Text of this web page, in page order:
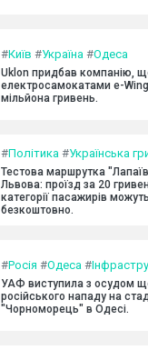
#Київ #Україна #Одеса
Uklon придбав компанію,
електросамокатами e-
мільйона гривень.
#Політика #Українська
Тестова маршрутка
Львова: проїзд за 20
категорії пасажирів
безкоштовно.
#Росія #Одеса #
УАФ виступила з осудом
російського нападу на
"Чорноморець" в Одесі.